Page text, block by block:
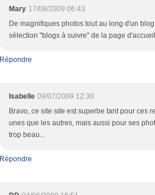
Mary 17/08/2009 06:43
De magnifiques photos tout au long d'un
sélection "blogs à suivre" de la page
Répondre
Isabelle 09/07/2009 12:30
Bravo, ce site site est superbe tant pour ces
unes que les autres, mais aussi pour ses
trop beau...
Répondre